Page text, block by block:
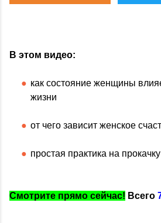
В этом видео:
как состояние женщины
жизни
от чего зависит женское
простая практика на
Смотрите прямо сейчас! Всего